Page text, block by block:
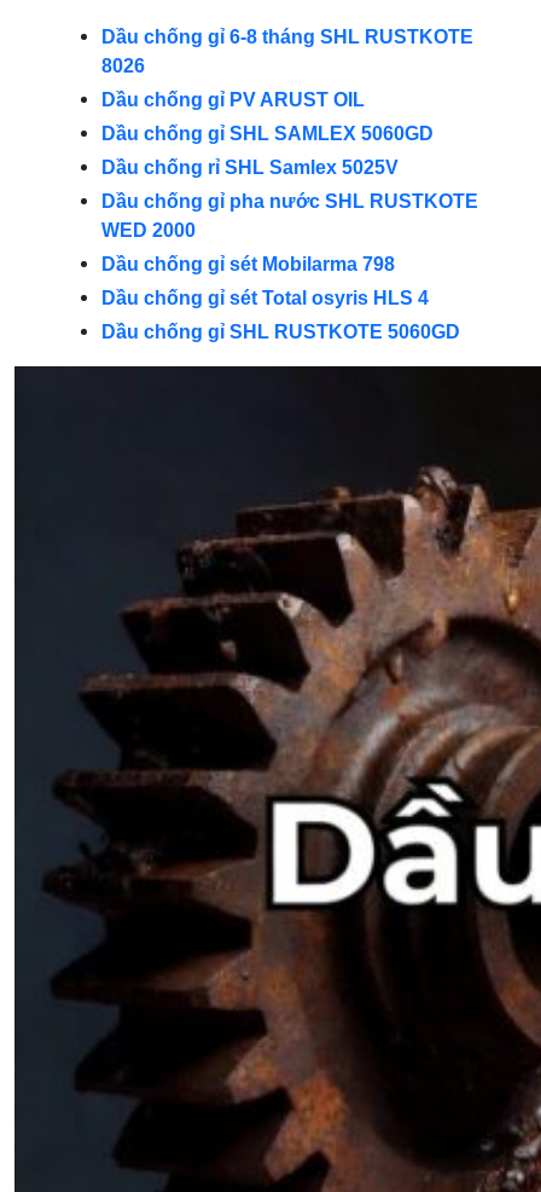
Dầu chống gỉ 6-8 tháng SHL RUSTKOTE
8026
Dầu chống gỉ PV ARUST OIL
Dầu chống gỉ SHL SAMLEX 5060GD
Dầu chống rỉ SHL Samlex 5025V
Dầu chống gỉ pha nước SHL RUSTKOTE
WED 2000
Dầu chống gỉ sét Mobilarma 798
Dầu chống gỉ sét Total osyris HLS 4
Dầu chống gỉ SHL RUSTKOTE 5060GD